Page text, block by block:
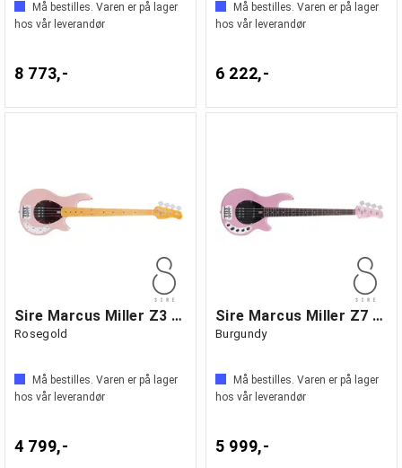
Må bestilles. Varen er på lager
hos vår leverandør
8 773,-
Må bestilles. Varen er på lager
hos vår leverandør
6 222,-
Sire Marcus Miller Z3 4-string
Rosegold
Må bestilles. Varen er på lager
hos vår leverandør
4 799,-
Sire Marcus Miller Z7 4-string
Burgundy
Må bestilles. Varen er på lager
hos vår leverandør
5 999,-